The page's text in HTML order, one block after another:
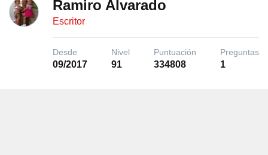
Ramiro Alvarado
Escritor
Desde
09/2017
Nivel
91
Puntuación
334808
Preguntas
1